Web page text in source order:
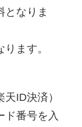
となりま
ます。
ID決済）
ド番号を入